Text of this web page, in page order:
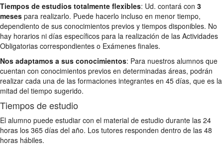
Tiempos de estudios totalmente flexibles: Ud. contará con 3
meses para realizarlo. Puede hacerlo incluso en menor tiempo,
dependiento de sus conocimientos previos y tiempos disponibles. No
hay horarios ni días específicos para la realización de las Actividades
Obligatorias correspondientes o Exámenes finales.
Nos adaptamos a sus conocimientos: Para nuestros alumnos que
cuentan con conocimientos previos en determinadas áreas, podrán
realizar cada una de las formaciones integrantes en 45 días, que es la
mitad del tiempo sugerido.
Tiempos de estudio
El alumno puede estudiar con el material de estudio durante las 24
horas los 365 días del año. Los tutores responden dentro de las 48
horas hábiles.